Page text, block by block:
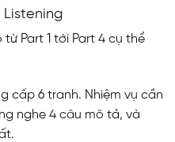
Listening
Part 1 tới Part 4 cụ thể
cấp 6 tranh. Nhiệm vụ cần
nghe 4 câu mô tả, và